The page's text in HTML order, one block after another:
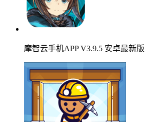
摩智云手机APP V3.9.5 安卓最新版